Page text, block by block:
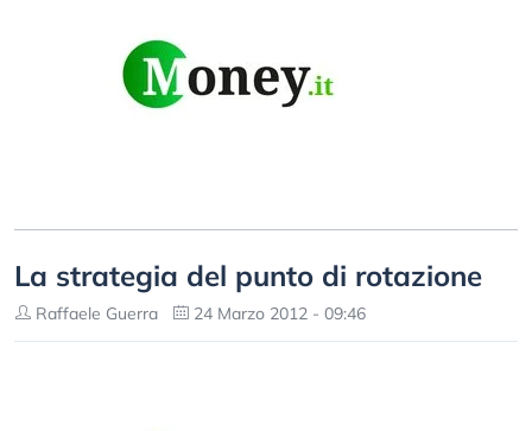
La strategia del punto di rotazione
Raffaele Guerra 24 Marzo 2012 - 09:46